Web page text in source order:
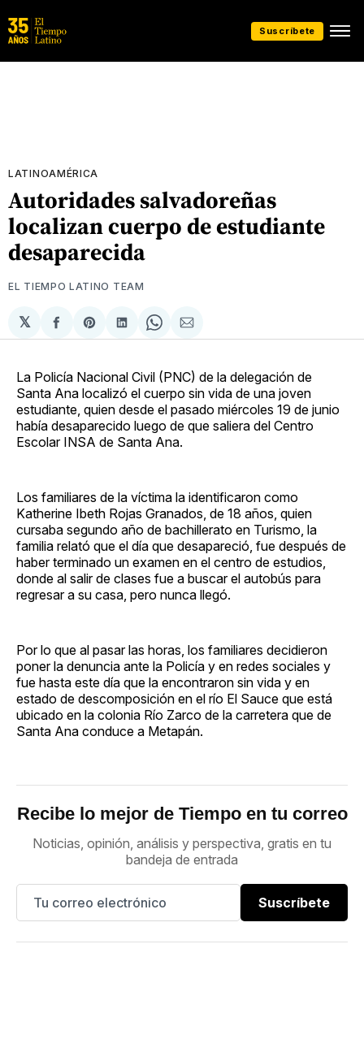
Suscríbete
LATINOAMÉRICA
Autoridades salvadoreñas
localizan cuerpo de estudiante
desaparecida
EL TIEMPO LATINO TEAM
𝕏
Compartir
en
Share
on
Compartir
en
Share
on
Compartir
via
La Policía Nacional Civil (PNC) de la delegación de
Santa Ana localizó el cuerpo sin vida de una joven
estudiante, quien desde el pasado miércoles 19 de junio
había desaparecido luego de que saliera del Centro
Escolar INSA de Santa Ana.
Los familiares de la víctima la identificaron como
Katherine Ibeth Rojas Granados, de 18 años, quien
cursaba segundo año de bachillerato en Turismo, la
familia relató que el día que desapareció, fue después de
haber terminado un examen en el centro de estudios,
donde al salir de clases fue a buscar el autobús para
regresar a su casa, pero nunca llegó.
Por lo que al pasar las horas, los familiares decidieron
poner la denuncia ante la Policía y en redes sociales y
fue hasta este día que la encontraron sin vida y en
estado de descomposición en el río El Sauce que está
ubicado en la colonia Río Zarco de la carretera que de
Santa Ana conduce a Metapán.
Recibe lo mejor de Tiempo en tu correo
Noticias, opinión, análisis y perspectiva, gratis en tu
bandeja de entrada
Suscríbete